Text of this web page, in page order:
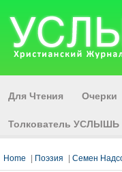
Для Чтения Очерки
Толкователь УСЛЫШЬ
Home Поэзия Семен